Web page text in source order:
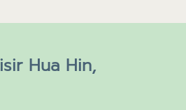
Hua Hin,